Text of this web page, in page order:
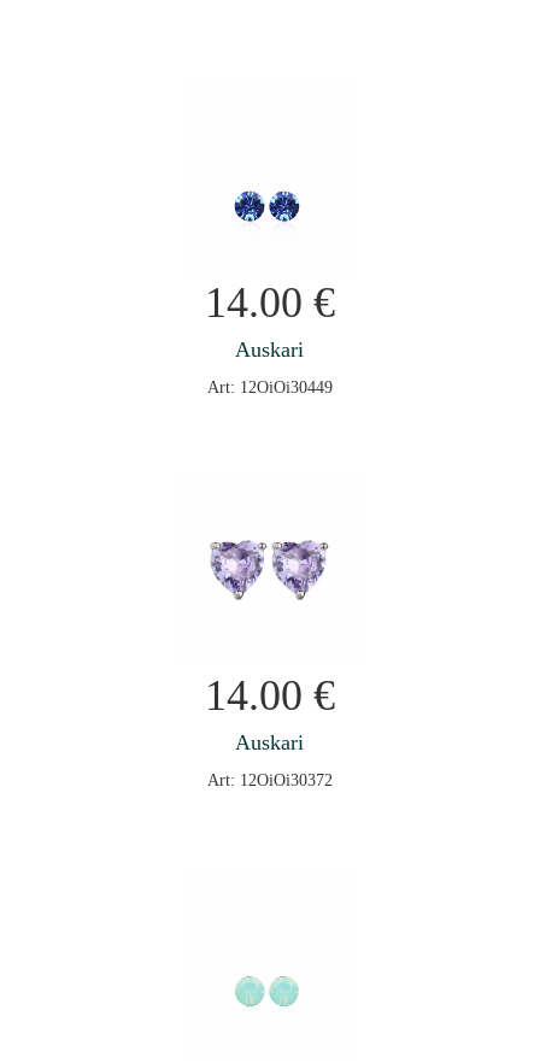
14.00 €
Auskari
Art: 12OiOi30449
14.00 €
Auskari
Art: 12OiOi30372